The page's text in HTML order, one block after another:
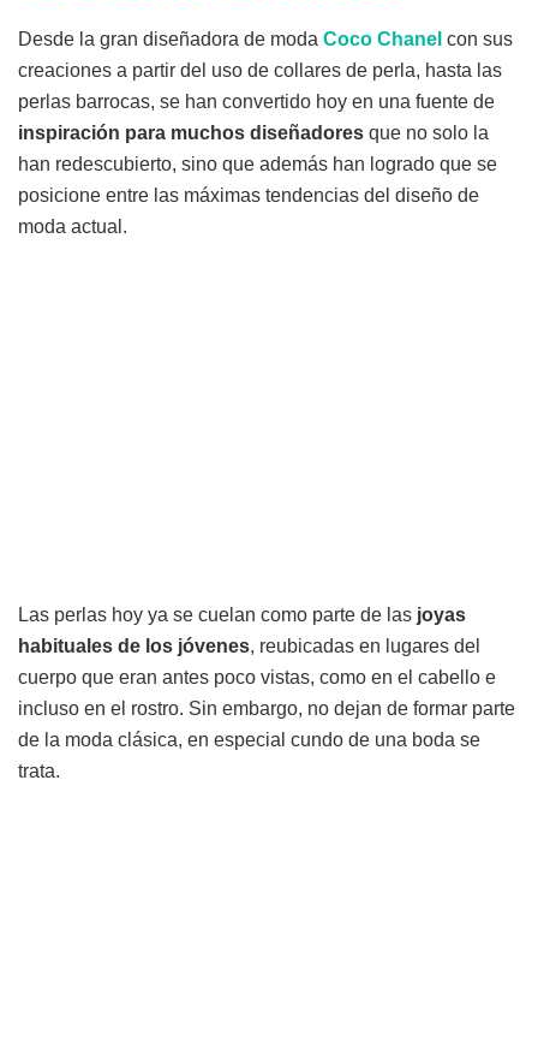
Desde la gran diseñadora de moda Coco Chanel con sus
creaciones a partir del uso de collares de perla, hasta las
perlas barrocas, se han convertido hoy en una fuente de
inspiración para muchos diseñadores que no solo la
han redescubierto, sino que además han logrado que se
posicione entre las máximas tendencias del diseño de
moda actual.
Las perlas hoy ya se cuelan como parte de las joyas
habituales de los jóvenes, reubicadas en lugares del
cuerpo que eran antes poco vistas, como en el cabello e
incluso en el rostro. Sin embargo, no dejan de formar parte
de la moda clásica, en especial cundo de una boda se
trata.